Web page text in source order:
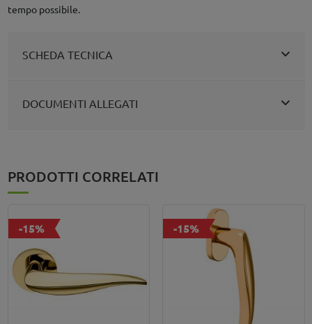
tempo possibile.
SCHEDA TECNICA
DOCUMENTI ALLEGATI
PRODOTTI CORRELATI
-15% -15%